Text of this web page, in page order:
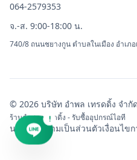
!
064-2579353
จ.-ส. 9:00-18:00 น.
740/8 ถนนชยางกูน ตำบลในเมือง อำเภ
© 2026 บริษัท อำพล เทรดดิ้ง จำกัด
ร้านอำพล เทรดดิ้ง - รับซื้ออุปกรณ์ไอที
นโยบายความเป็นส่วนตัวเงื่อนไข